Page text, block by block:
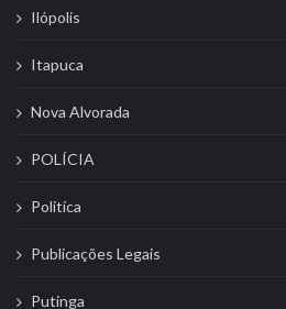
Ilópolis
Itapuca
Nova Alvorada
POLÍCIA
Politíca
Publicações Legais
Putinga